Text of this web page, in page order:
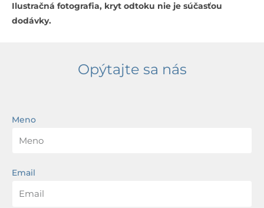
batériu,
biela
Ilustračná fotografia, kryt odtoku nie je súčasťou
dodávky.
Opýtajte sa nás
Meno
Email